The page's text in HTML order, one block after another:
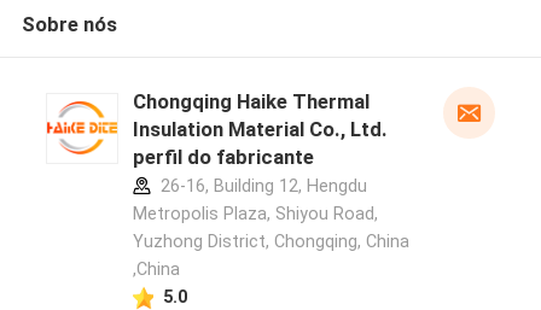
Sobre nós
Chongqing Haike Thermal
Insulation Material Co., Ltd.
perfil do fabricante
26-16, Building 12, Hengdu
Metropolis Plaza, Shiyou Road,
Yuzhong District, Chongqing, China
,China
5.0